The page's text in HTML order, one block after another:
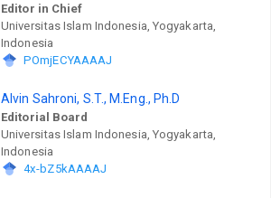
Editor in Chief
Universitas Islam Indonesia, Yogyakarta,
Indonesia
POmjECYAAAAJ
Alvin Sahroni, S.T., M.Eng., Ph.D
Editorial Board
Universitas Islam Indonesia, Yogyakarta,
Indonesia
4x-bZ5kAAAAJ